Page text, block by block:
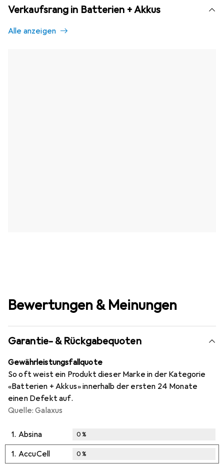
Verkaufsrang in Batterien + Akkus
Alle anzeigen
Bewertungen & Meinungen
Garantie- & Rückgabequoten
Gewährleistungsfallquote
So oft weist ein Produkt dieser Marke in der Kategorie
«Batterien + Akkus» innerhalb der ersten 24 Monate
einen Defekt auf.
Quelle: Galaxus
1. Absina 0%
1. AccuCell 0%